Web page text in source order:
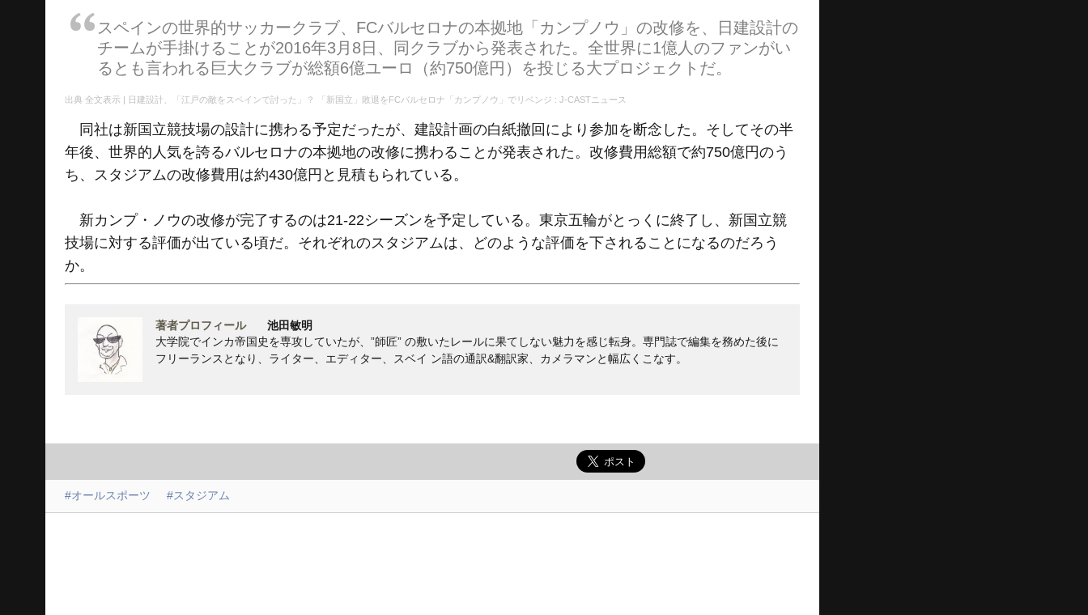
スペインの世界的サッカークラブ、FCバルセロナの本拠地「カンプノウ」の改修を、日建設計の
チームが手掛けることが2016年3月8日、同クラブから発表された。全世界に1億人のファンがい
るとも言われる巨大クラブが総額6億ユーロ（約750億円）を投じる大プロジェクトだ。
全文表示 | 日建設計、「江戸の敵をスペインで討った」？ 「新国立」敗退をFCバルセロナ「カンプノウ」でリベンジ : J-CASTニュース
同社は新国立競技場の設計に携わる予定だったが、建設計画の白紙撤回により参加を断念した。そしてその半
年後、世界的人気を誇るバルセロナの本拠地の改修に携わることが発表された。改修費用総額で約750億円のう
ち、スタジアムの改修費用は約430億円と見積もられている。
新カンプ・ノウの改修が完了するのは21-22シーズンを予定している。東京五輪がとっくに終了し、新国立競
技場に対する評価が出ている頃だ。それぞれのスタジアムは、どのような評価を下されることになるのだろう
か。
著者プロフィール
池田敏明
大学院でインカ帝国史を専攻していたが、”師匠” の敷いたレールに果てしない魅力を感じ転身。専門誌で編集を務めた後に
フリーランスとなり、ライター、エディター、スベイ ン語の通訳&翻訳家、カメラマンと幅広くこなす。
#オールスポーツ #スタジアム